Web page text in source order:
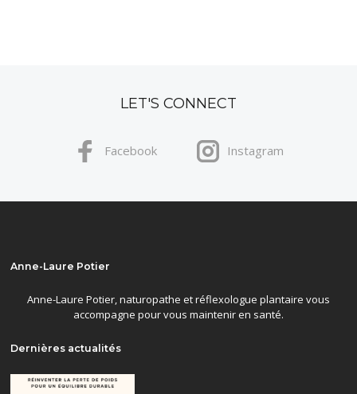
LET'S CONNECT
Facebook Instagram
Anne-Laure Potier
Anne-Laure Potier, naturopathe et réflexologue plantaire vous
accompagne pour vous maintenir en santé.
Dernières actualités